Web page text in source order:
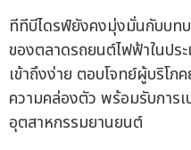
ทีทีบีไดรฟ์ยังคงมุ่งมั่นกับบทบ
ของตลาดรถยนต์ไฟฟ้าในปร
เข้าถึงง่าย ตอบโจทย์ผู้บริโ
ความคล่องตัว พร้อมรับการ
อุตสาหกรรมยานยนต์